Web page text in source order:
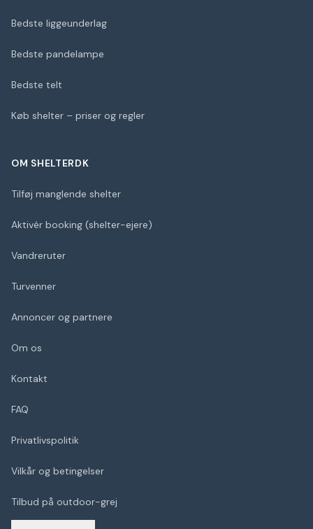
Bedste liggeunderlag
Bedste pandelampe
Bedste telt
Køb shelter – priser og regler
OM SHELTERDK
Tilføj manglende shelter
Aktivér booking (shelter-ejere)
Vandreruter
Turvenner
Annoncer og partnere
Om os
Kontakt
FAQ
Privatlivspolitik
Vilkår og betingelser
Tilbud på outdoor-grej